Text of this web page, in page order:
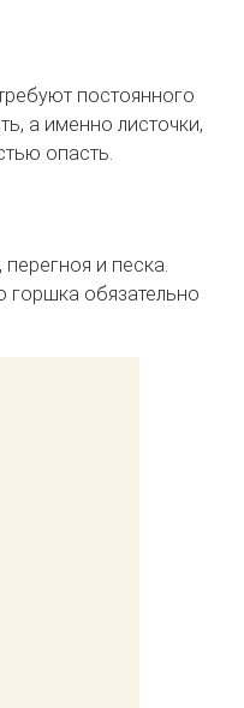
постоянного
а именно листочки,
опасть.
и песка.
обязательно